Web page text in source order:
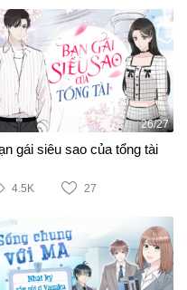
26/27
gái siêu sao của tổng tài
4.5K 27